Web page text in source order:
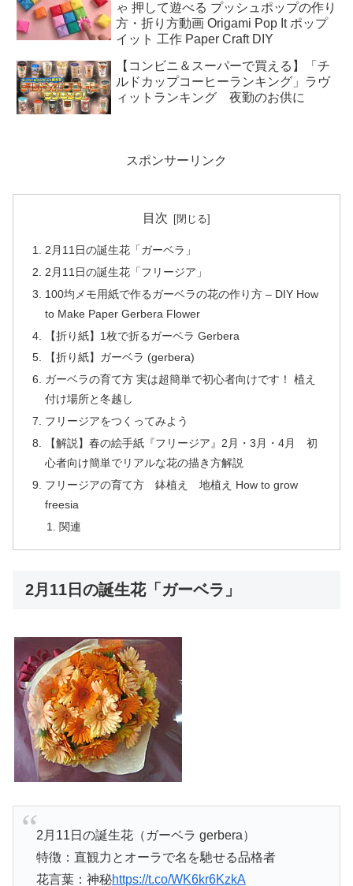
ゃ 押して遊べる プッシュポップの作り
方・折り方動画 Origami Pop It ポップ
イット 工作 Paper Craft DIY
【コンビニ＆スーパーで買える】「チ
ルドカップコーヒーランキング」ラヴ
ィットランキング 夜勤のお供に
スポンサーリンク
目次
2月11日の誕生花「ガーベラ」
2月11日の誕生花「フリージア」
100均メモ用紙で作るガーベラの花の作り方 – DIY How
to Make Paper Gerbera Flower
【折り紙】1枚で折るガーベラ Gerbera
【折り紙】ガーベラ (gerbera)
ガーベラの育て方 実は超簡単で初心者向けです！ 植え
付け場所と冬越し
フリージアをつくってみよう
【解説】春の絵手紙『フリージア』2月・3月・4月 初
心者向け簡単でリアルな花の描き方解説
フリージアの育て方 鉢植え 地植え How to grow
freesia
関連
2月11日の誕生花「ガーベラ」
2月11日の誕生花（ガーベラ gerbera）
特徴：直観力とオーラで名を馳せる品格者
花言葉：神秘https://t.co/WK6kr6KzkA